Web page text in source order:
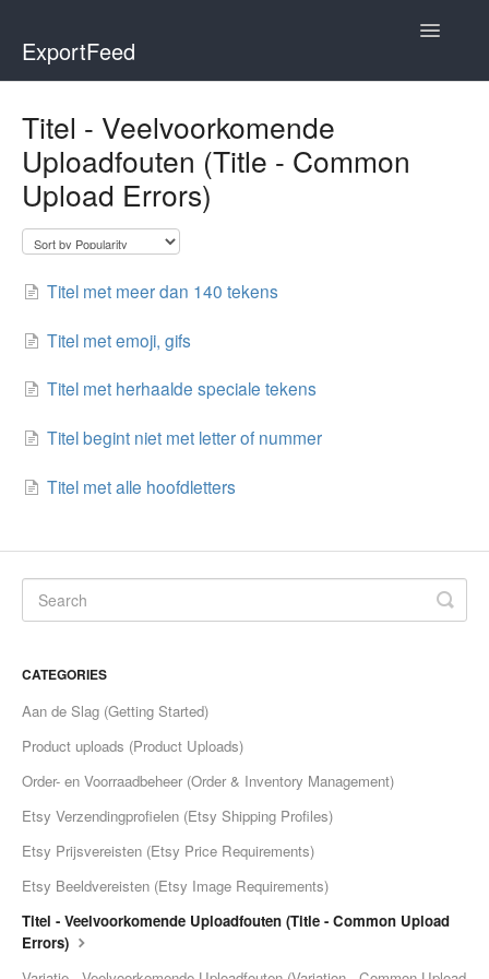
ExportFeed
Toggle
Wix - Square
Wix - Clover
Etsy Integration - Deutsch
Page Wise Docs - Dutch
Page Wise Docs - French
Page Wise Docs - Deutsch
Page Wise Docs - Italian
Titel - Veelvoorkomende
Uploadfouten (Title - Common
Upload Errors)
Titel met meer dan 140 tekens
Titel met emoji, gifs
Titel met herhaalde speciale tekens
Titel begint niet met letter of nummer
Titel met alle hoofdletters
CATEGORIES
Aan de Slag (Getting Started)
Product uploads (Product Uploads)
Order- en Voorraadbeheer (Order & Inventory Management)
Etsy Verzendingprofielen (Etsy Shipping Profiles)
Etsy Prijsvereisten (Etsy Price Requirements)
Etsy Beeldvereisten (Etsy Image Requirements)
Titel - Veelvoorkomende Uploadfouten (Title - Common Upload
Errors)